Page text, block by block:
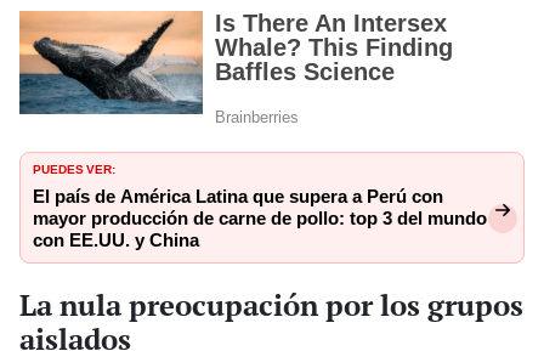
PUEDES VER:
El país de América Latina que supera a Perú con
mayor producción de carne de pollo: top 3 del mundo
con EE.UU. y China
La nula preocupación por los grupos
aislados